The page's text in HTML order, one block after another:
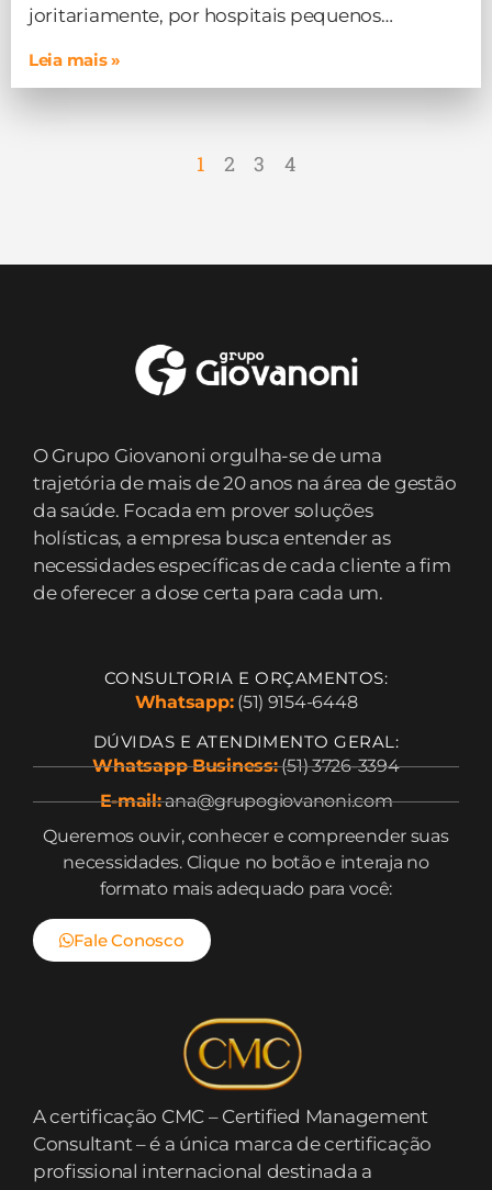
joritariamente, por hospitais pequenos…
Leia mais »
1 2 3 4
O Grupo Giovanoni orgulha-se de uma
trajetória de mais de 20 anos na área de gestão
da saúde. Focada em prover soluções
holísticas, a empresa busca entender as
necessidades específicas de cada cliente a fim
de oferecer a dose certa para cada um.
CONSULTORIA E ORÇAMENTOS:
Whatsapp:(51) 9154-6448
DÚVIDAS E ATENDIMENTO GERAL:
Whatsapp Business:(51) 3726-3394
E-mail:ana@grupogiovanoni.com
Queremos ouvir, conhecer e compreender suas
necessidades. Clique no botão e interaja no
formato mais adequado para você:
Fale Conosco
A certificação CMC – Certified Management
Consultant – é a única marca de certificação
profissional internacional destinada a